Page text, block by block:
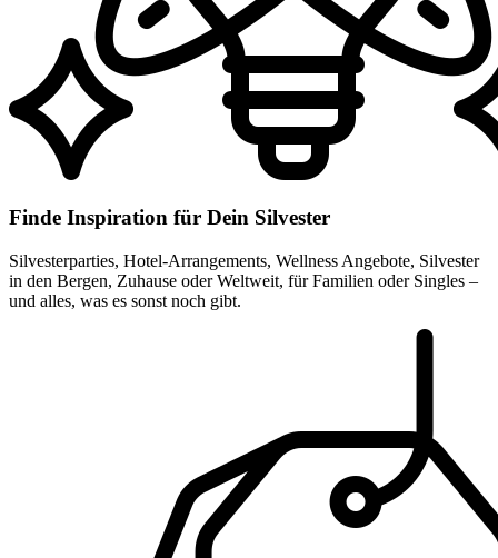
Finde Inspiration für Dein Silvester
Silvesterparties, Hotel-Arrangements, Wellness Angebote, Silvester
in den Bergen, Zuhause oder Weltweit, für Familien oder Singles –
und alles, was es sonst noch gibt.